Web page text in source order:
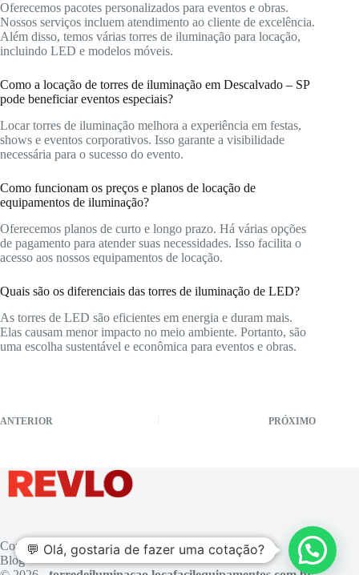
Oferecemos pacotes personalizados para eventos e obras.
Nossos serviços incluem atendimento ao cliente de excelência.
Além disso, temos várias torres de iluminação para locação,
incluindo LED e modelos móveis.
Como a locação de torres de iluminação em Descalvado – SP
pode beneficiar eventos especiais?
Locar torres de iluminação melhora a experiência em festas,
shows e eventos corporativos. Isso garante a visibilidade
necessária para o sucesso do evento.
Como funcionam os preços e planos de locação de
equipamentos de iluminação?
Oferecemos planos de curto e longo prazo. Há várias opções
de pagamento para atender suas necessidades. Isso facilita o
acesso aos nossos equipamentos de locação.
Quais são os diferenciais das torres de iluminação de LED?
As torres de LED são eficientes em energia e duram mais.
Elas causam menor impacto no meio ambiente. Portanto, são
uma escolha sustentável e econômica para eventos e obras.
ANTERIOR PRÓXIMO
Contato
Blog
💬 Olá, gostaria de fazer uma cotação?